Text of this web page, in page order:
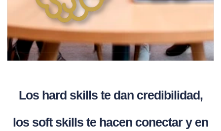
Los hard skills te dan credibilidad,
los soft skills te hacen conectar y en